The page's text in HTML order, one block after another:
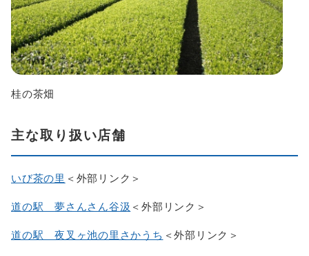
桂の茶畑
主な取り扱い店舗
いび茶の⾥ ＜外部リンク＞
道の駅 夢さんさん谷汲 ＜外部リンク＞
道の駅 夜叉ヶ池の里さかうち ＜外部リンク＞